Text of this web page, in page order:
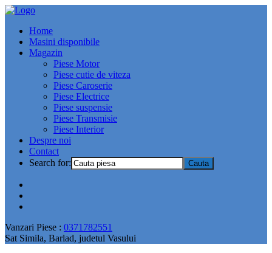
Home
Masini disponibile
Magazin
Piese Motor
Piese cutie de viteza
Piese Caroserie
Piese Electrice
Piese suspensie
Piese Transmisie
Piese Interior
Despre noi
Contact
Search for:
Vanzari Piese : 0371782551
Sat Simila, Barlad, judetul Vasului